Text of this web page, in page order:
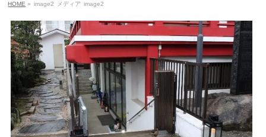
HOME » image2 メディア image2